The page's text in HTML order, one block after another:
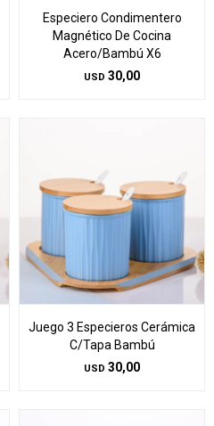
Especiero Condimentero
Magnético De Cocina
Acero/Bambú X6
USD 30,00
Juego 3 Especieros Cerámica
C/Tapa Bambú
USD 30,00